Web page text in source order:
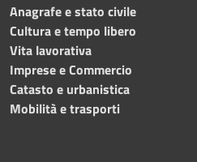
Anagrafe e stato civile
Cultura e tempo libero
Vita lavorativa
Imprese e Commercio
Catasto e urbanistica
Mobilità e trasporti